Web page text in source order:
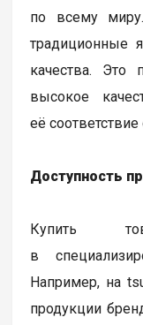
по всему
традиционные
качества. Это
высокое
её
Доступность
Купить
в
Например, на
продукции